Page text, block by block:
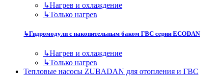
↳Нагрев и охлаждение
↳Только нагрев
↳Гидромодули с накопительным баком ГВС серии ECODAN
↳Нагрев и охлаждение
↳Только нагрев
Тепловые насосы ZUBADAN для отопления и ГВС